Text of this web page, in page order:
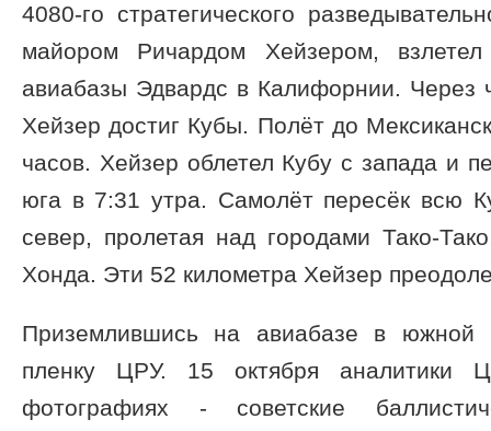
4080-го стратегического
майором Ричардом Хейзером,
авиабазы Эдвардс в Калифорнии. Через
Хейзер достиг Кубы. Полёт до
часов. Хейзер облетел Кубу с запада и
юга в 7:31 утра. Самолёт пересёк всю
север, пролетая над городами Тако-
Хонда. Эти 52 километра Хейзер
Приземлившись на авиабазе в южной
пленку ЦРУ. 15 октября аналитики
фотографиях - советские